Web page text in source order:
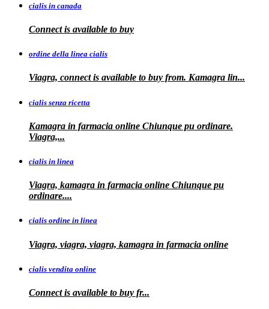
cialis in canada
Connect is available to buy
ordine della linea cialis
Viagra, connect is available to buy from. Kamagra lin...
cialis senza ricetta
Kamagra in farmacia online Chiunque pu ordinare.
Viagra,...
cialis in linea
Viagra, kamagra in farmacia online Chiunque pu
ordinare....
cialis ordine in linea
Viagra, viagra, viagra, kamagra in farmacia online
cialis vendita online
Connect is available to buy fr...